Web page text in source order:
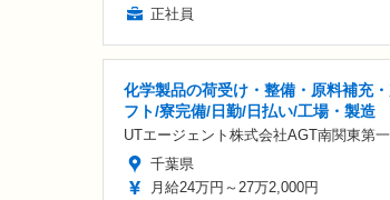
正社員
化学製品の荷受け・整備・原料補充
フト/寮完備/日勤/日払い/工場・製造
UTエージェント株式会社AGT南関東第
千葉県
月給24万円～27万2,000円